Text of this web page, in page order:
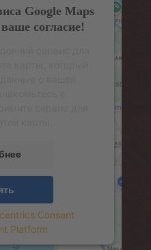
Google Maps
согласие!
Consent
Platform